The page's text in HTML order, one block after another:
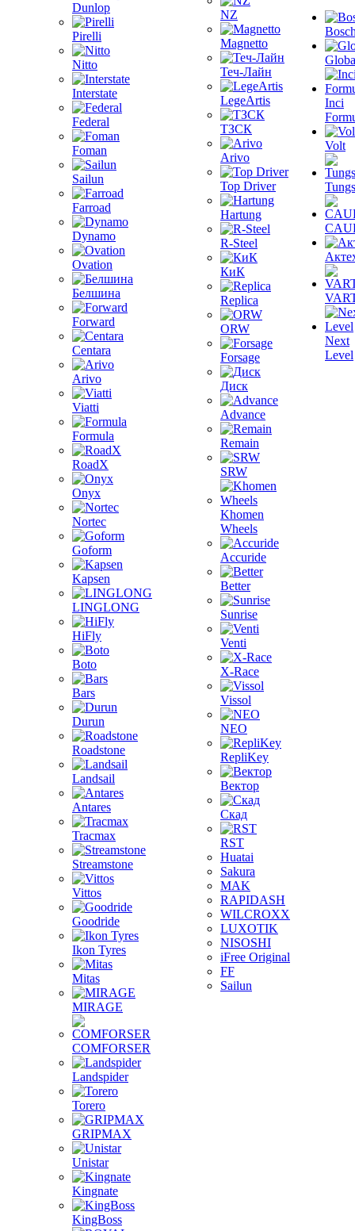
Dunlop
Pirelli
Nitto
Interstate
Federal
Foman
Sailun
Farroad
Dynamo
Ovation
Белшина
Forward
Centara
Arivo
Viatti
Formula
RoadX
Onyx
Nortec
Goform
Kapsen
LINGLONG
HiFly
Boto
Bars
Durun
Roadstone
Landsail
Antares
Tracmax
Streamstone
Vittos
Goodride
Ikon Tyres
Mitas
MIRAGE
COMFORSER
Landspider
Torero
GRIPMAX
Unistar
Kingnate
KingBoss
NZ
Magnetto
Теч-Лайн
LegeArtis
ТЗСК
Arivo
Top Driver
Hartung
R-Steel
КиК
Replica
ORW
Forsage
Диск
Advance
Remain
SRW
Khomen
Wheels
Accuride
Better
Sunrise
Venti
X-Race
Vissol
NEO
RepliKey
Вектор
Скад
RST
Huatai
Sakura
MAK
RAPIDASH
WILCROXX
LUXOTIK
NISOSHI
iFree Original
FF
Sailun
Inci
Volt
Next
Level